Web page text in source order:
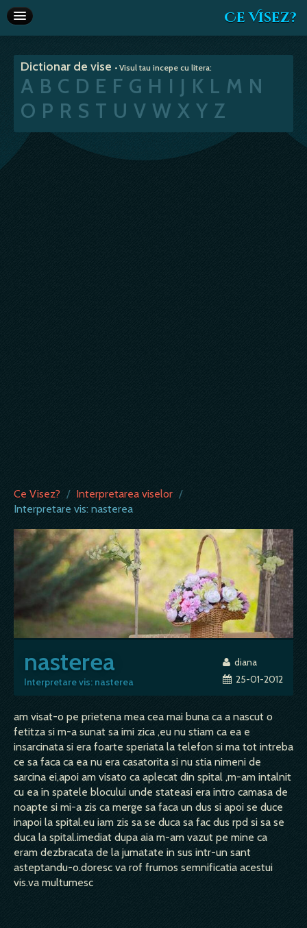
Ce Visez?
Interpretare vise
Articole
Va recomandam
Dictionar de vise • Visul tau incepe cu litera:
A B C D E F G H I J K L M N
O P R S T U V W X Y Z
Ce Visez? / Interpretarea viselor /
Interpretare vis: nasterea
nasterea
Interpretare vis: nasterea
diana
25-01-2012
am visat-o pe prietena mea cea mai buna ca a nascut o
fetitza si m-a sunat sa imi zica ,eu nu stiam ca ea e
insarcinata si era foarte speriata la telefon si ma tot intreba
ce sa faca ca ea nu era casatorita si nu stia nimeni de
sarcina ei,apoi am visato ca aplecat din spital ,m-am intalnit
cu ea in spatele blocului unde stateasi era intro camasa de
noapte si mi-a zis ca merge sa faca un dus si apoi se duce
inapoi la spital.eu iam zis sa se duca sa fac dus rpd si sa se
duca la spital.imediat dupa aia m-am vazut pe mine ca
eram dezbracata de la jumatate in sus intr-un sant
asteptandu-o.doresc va rof frumos semnificatia acestui
vis.va multumesc